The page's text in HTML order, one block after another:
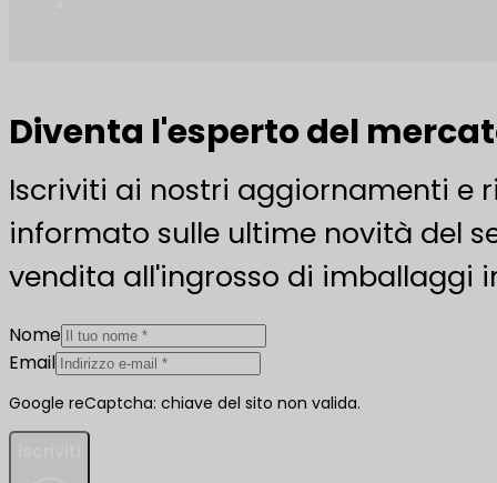
Diventa l'esperto del
Iscriviti ai nostri aggiornamenti e
informato sulle ultime novità del
vendita all'ingrosso di imballaggi
Nome
Email
Google reCaptcha: chiave del sito non valida.